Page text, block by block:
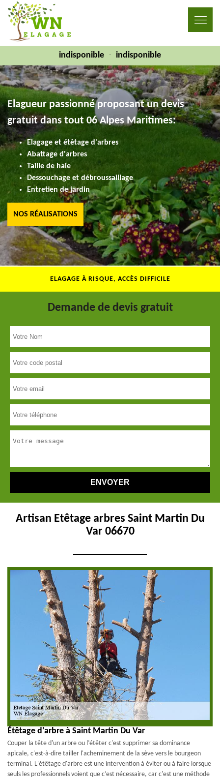
indisponible - indisponible
Elagueur passionné proposant un devis
gratuit dans tout 06 Alpes Maritimes:
Elagage et étêtage d'arbres
Abattage d'arbres
Taille de haie
Dessouchage et débroussaillage
Entretien de jardin
NOS RÉALISATIONS
ELAGAGE À RISQUE, ACCÈS DIFFICILE
Demande de devis gratuit
Artisan Etêtage arbres Saint Martin Du
Var 06670
Étêtage d'arbre à Saint Martin Du Var
Couper la tête d'un arbre ou l’étêter c'est supprimer sa dominance
apicale, c'est-à-dire tailler l'acheminement de la sève vers le bourgeon
terminal. L'étêtage d'arbre est une intervention à éviter ou à faire lorsque
seuls les professionnels voient que c’est nécessaire, car c'est une méthode